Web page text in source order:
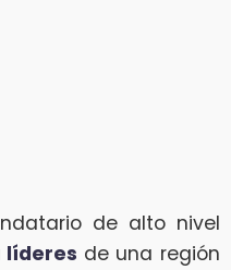
de alto nivel
líderes de una región